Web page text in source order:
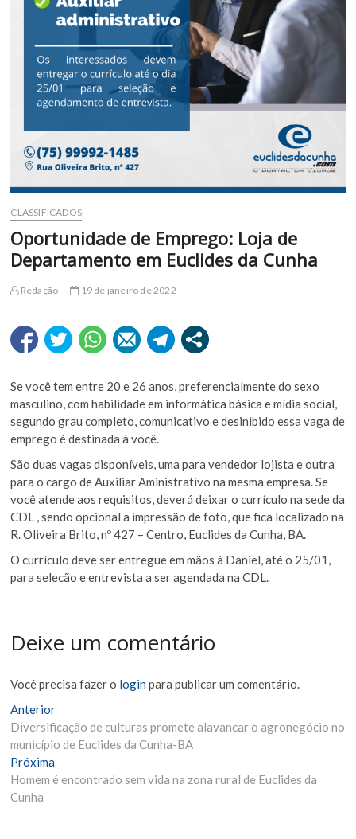
CLASSIFICADOS
Oportunidade de Emprego: Loja de
Departamento em Euclides da Cunha
Redação 19 de janeiro de 2022
Se você tem entre 20 e 26 anos, preferencialmente do sexo
masculino, com habilidade em informática básica e mídia social,
segundo grau completo, comunicativo e desinibido essa vaga de
emprego é destinada à você.
São duas vagas disponíveis, uma para vendedor lojista e outra
para o cargo de Auxiliar Aministrativo na mesma empresa. Se
você atende aos requisitos, deverá deixar o currículo na sede da
CDL , sendo opcional a impressão de foto, que fica localizado na
R. Oliveira Brito, nº 427 – Centro, Euclides da Cunha, BA.
O currículo deve ser entregue em mãos à Daniel, até o 25/01,
para selecão e entrevista a ser agendada na CDL.
Deixe um comentário
Você precisa fazer o login para publicar um comentário.
Navegação
de
Post
AnteriorMatéria
Anterior:
Diversificação de culturas promete alavancar o agronegócio no
município de Euclides da Cunha-BA
Próxima
Materia:
Homem é encontrado sem vida na zona rural de Euclides da
Cunha